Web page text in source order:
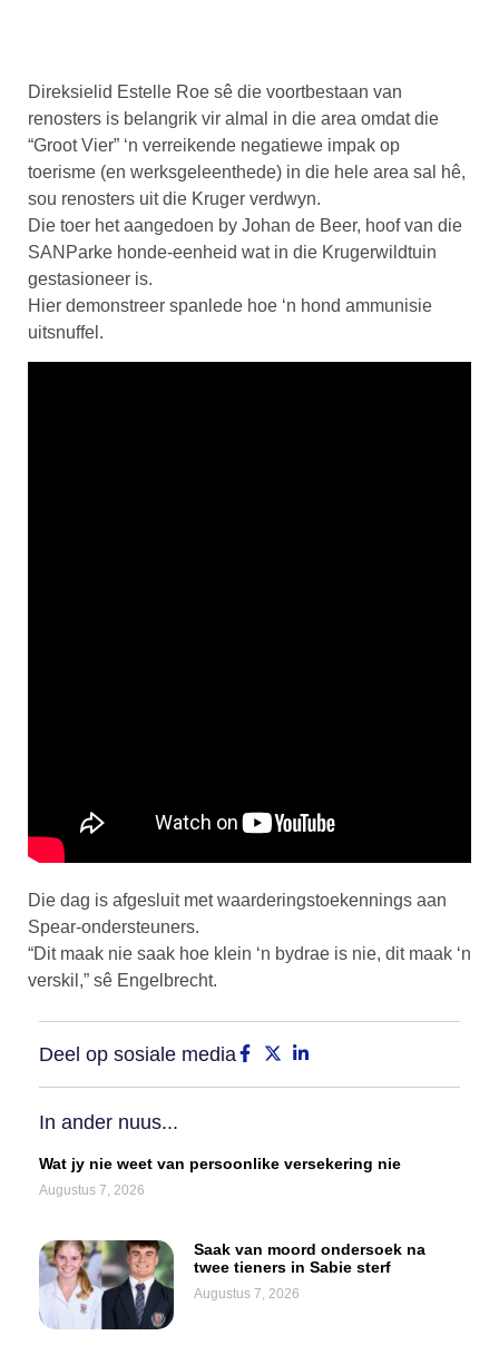
Direksielid Estelle Roe sê die voortbestaan van
renosters is belangrik vir almal in die area omdat die
“Groot Vier” ‘n verreikende negatiewe impak op
toerisme (en werksgeleenthede) in die hele area sal hê,
sou renosters uit die Kruger verdwyn.
Die toer het aangedoen by Johan de Beer, hoof van die
SANParke honde-eenheid wat in die Krugerwildtuin
gestasioneer is.
Hier demonstreer spanlede hoe ‘n hond ammunisie
uitsnuffel.
Die dag is afgesluit met waarderingstoekennings aan
Spear-ondersteuners.
“Dit maak nie saak hoe klein ‘n bydrae is nie, dit maak ‘n
verskil,” sê Engelbrecht.
Deel op sosiale media
In ander nuus...
Wat jy nie weet van persoonlike versekering nie
Augustus 7, 2026
Saak van moord ondersoek na
twee tieners in Sabie sterf
Augustus 7, 2026